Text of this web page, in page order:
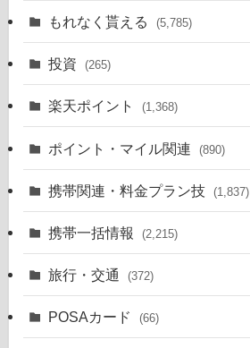
もれなく貰える (5,785)
投資 (265)
楽天ポイント (1,368)
ポイント・マイル関連 (890)
携帯関連・料金プラン技 (1,837)
携帯一括情報 (2,215)
旅行・交通 (372)
POSAカード (66)